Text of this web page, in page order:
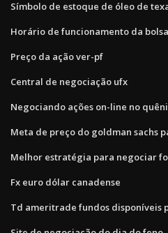
Símbolo de estoque de óleo de
Horário de funcionamento da
Preço da ação ver-pf
Central de negociação ufx
Negociando ações on-line no
Meta de preço do goldman sachs
Melhor estratégia para negociar
Fx euro dólar canadense
Td ameritrade fundos disponíveis